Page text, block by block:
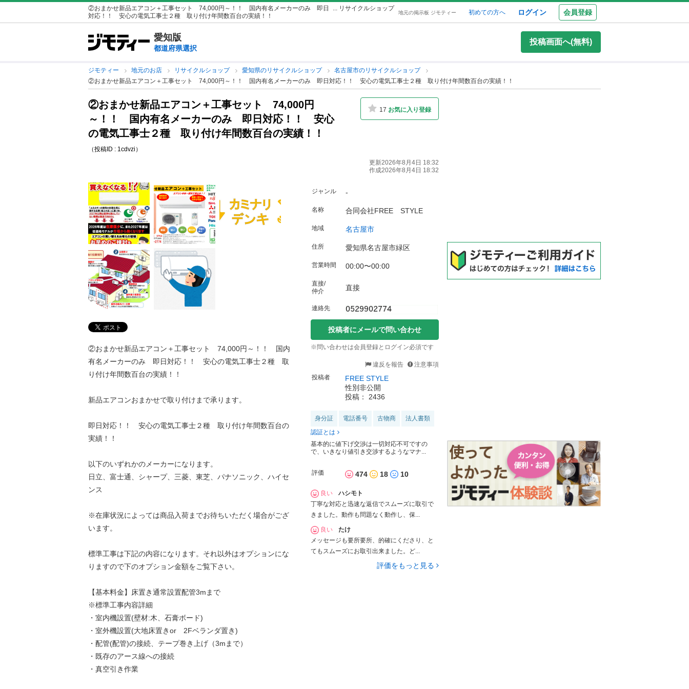
②おまかせ新品エアコン＋工事セット 74,000円～！！ 国内有名メーカーのみ 即日
対応！！ 安心の電気工事士２種 取り付け年間数百台の実績！！
... リサイクルショップ
地元の掲示板 ジモティー 初めての方へ ログイン 会員登録
愛知版
都道府県選択
投稿画面へ(無料)
ジモティー 地元のお店 リサイクルショップ 愛知県のリサイクルショップ
名古屋市のリサイクルショップ
②おまかせ新品エアコン＋工事セット 74,000円～！！ 国内有名メーカーのみ 即日対応！！ 安心の電気工事士２種 取り付け年間数百台の実績！！
②おまかせ新品エアコン＋工事セット 74,000円
～！！ 国内有名メーカーのみ 即日対応！！ 安心
の電気工事士２種 取り付け年間数百台の実績！！
（投稿ID : 1cdvzi）
17 お気に入り登録
更新2026年8月4日 18:32
作成2026年8月4日 18:32
②おまかせ新品エアコン＋工事セット 74,000円～！！ 国内
有名メーカーのみ 即日対応！！ 安心の電気工事士２種 取
り付け年間数百台の実績！！
新品エアコンおまかせで取り付けまで承ります。
即日対応！！ 安心の電気工事士２種 取り付け年間数百台の
実績！！
以下のいずれかのメーカーになります。
日立、富士通、シャープ、三菱、東芝、パナソニック、ハイセ
ンス
※在庫状況によっては商品入荷までお待ちいただく場合がござ
います。
標準工事は下記の内容になります。それ以外はオプションにな
りますので下のオプション金額をご覧下さい。
【基本料金】床置き通常設置配管3mまで
※標準工事内容詳細
・室内機設置(壁材:木、石膏ボード)
・室外機設置(大地床置きor 2Fベランダ置き)
・配管(配管)の接続、テープ巻き上げ（3mまで）
・既存のアース線への接続
・真空引き作業
ジャンル -
名称 合同会社FREE STYLE
地域 名古屋市
住所 愛知県名古屋市緑区
営業時間 00:00〜00:00
直接/
仲介
直接
連絡先
投稿者にメールで問い合わせ
※問い合わせは会員登録とログイン必須です
違反を報告
注意事項
投稿者
FREE STYLE
性別非公開
投稿： 2436
身分証 電話番号 古物商
法人書類
認証とは
基本的に値下げ交渉は一切対応不可ですの
で、いきなり値引き交渉するようなマナ...
評価 474 18 10
良い
ハシモト
丁寧な対応と迅速な返信でスムーズに取引で
きました。動作も問題なく動作し、保...
良い
たけ
メッセージも要所要所、的確にくださり、と
てもスムーズにお取引出来ました。ど...
評価をもっと見る